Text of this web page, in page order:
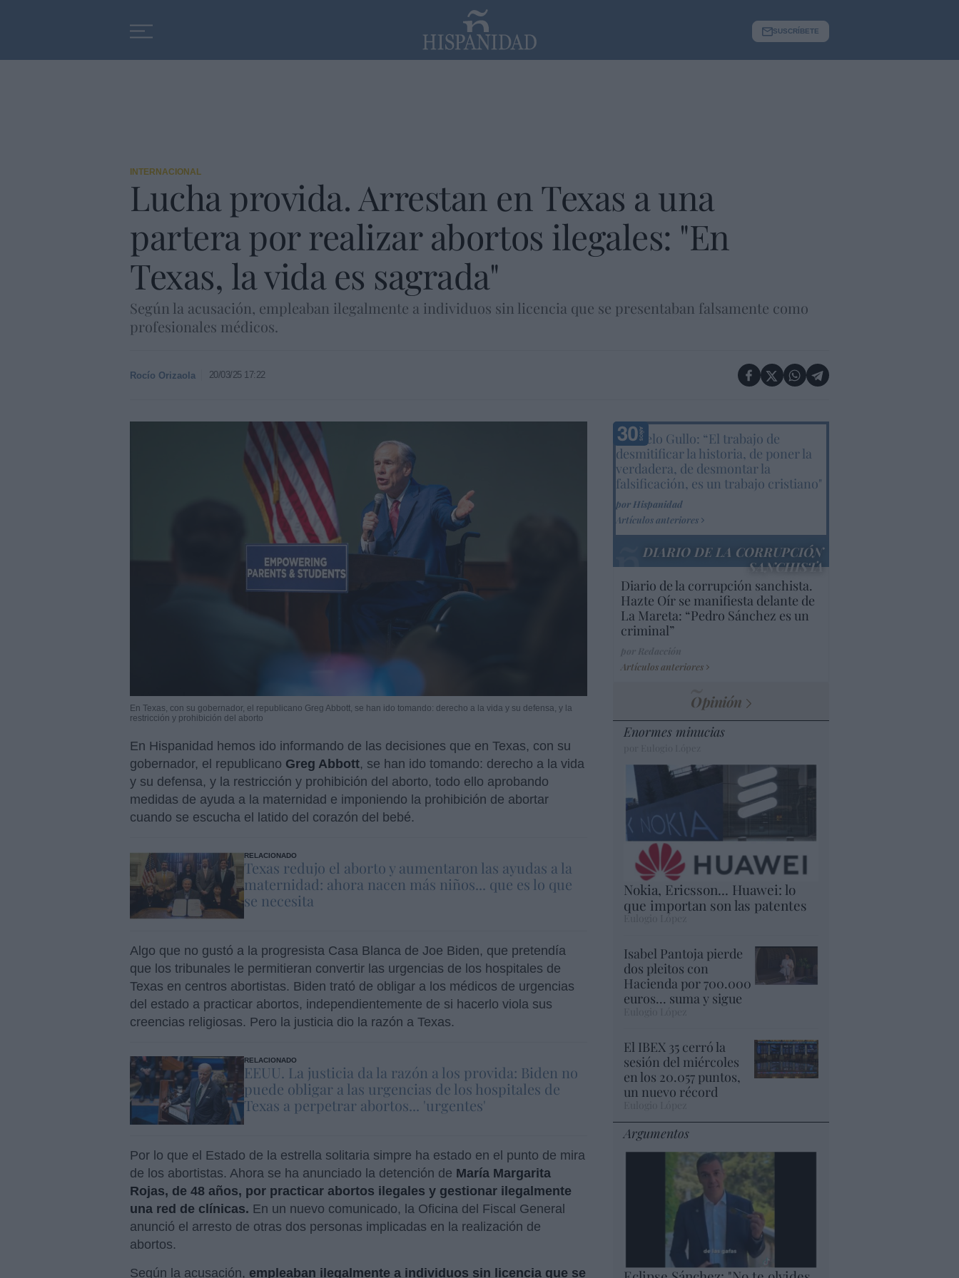
SUSCRÍBETE
INTERNACIONAL
Lucha provida. Arrestan en Texas a una
partera por realizar abortos ilegales: "En
Texas, la vida es sagrada"
Según la acusación, empleaban ilegalmente a individuos sin licencia que se presentaban falsamente como
profesionales médicos.
Rocío Orizaola 20/03/25 17:22
En Texas, con su gobernador, el republicano Greg Abbott, se han ido tomando: derecho a la vida y su defensa, y la
restricción y prohibición del aborto
En Hispanidad hemos ido informando de las decisiones que en Texas, con su
gobernador, el republicano Greg Abbott, se han ido tomando: derecho a la vida
y su defensa, y la restricción y prohibición del aborto, todo ello aprobando
medidas de ayuda a la maternidad e imponiendo la prohibición de abortar
cuando se escucha el latido del corazón del bebé.
RELACIONADO
Texas redujo el aborto y aumentaron las ayudas a la
maternidad: ahora nacen más niños... que es lo que
se necesita
Algo que no gustó a la progresista Casa Blanca de Joe Biden, que pretendía
que los tribunales le permitieran convertir las urgencias de los hospitales de
Texas en centros abortistas. Biden trató de obligar a los médicos de urgencias
del estado a practicar abortos, independientemente de si hacerlo viola sus
creencias religiosas. Pero la justicia dio la razón a Texas.
RELACIONADO
EEUU. La justicia da la razón a los provida: Biden no
puede obligar a las urgencias de los hospitales de
Texas a perpetrar abortos... 'urgentes'
Por lo que el Estado de la estrella solitaria simpre ha estado en el punto de mira
de los abortistas. Ahora se ha anunciado la detención de María Margarita
Rojas, de 48 años, por practicar abortos ilegales y gestionar ilegalmente
una red de clínicas. En un nuevo comunicado, la Oficina del Fiscal General
anunció el arresto de otras dos personas implicadas en la realización de
abortos.
Según la acusación, empleaban ilegalmente a individuos sin licencia que se
Marcelo Gullo: “El trabajo de
desmitificar la historia, de poner la
verdadera, de desmontar la
falsificación, es un trabajo cristiano"
por Hispanidad
Artículos anteriores
DIARIO DE LA CORRUPCIÓN
SANCHISTA
Diario de la corrupción sanchista.
Hazte Oír se manifiesta delante de
La Mareta: “Pedro Sánchez es un
criminal”
Artículos anteriores
Opinión
Enormes minucias
Nokia, Ericsson... Huawei: lo
que importan son las patentes
Eulogio López
Isabel Pantoja pierde
dos pleitos con
Hacienda por 700.000
euros... suma y sigue
El IBEX 35 cerró la
sesión del miércoles
en los 20.057 puntos,
un nuevo récord
Argumentos